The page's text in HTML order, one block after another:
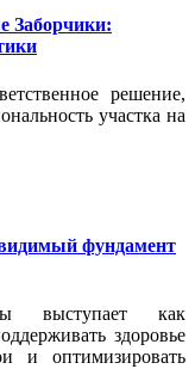
Заборчики:
решение,
участка на
фундамент
выступает как
здоровье
и оптимизировать